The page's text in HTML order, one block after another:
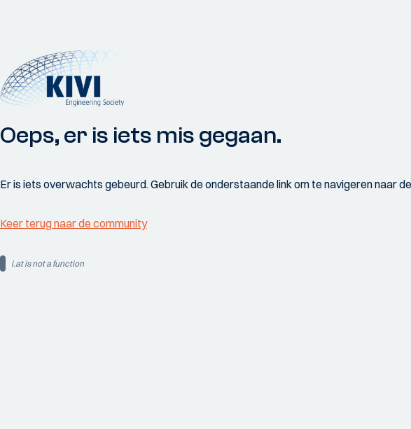
Oeps, er is iets mis gegaan.
Er is iets overwachts gebeurd. Gebruik de onderstaande link om te navigeren naar
Keer terug naar de community
i.at is not a function